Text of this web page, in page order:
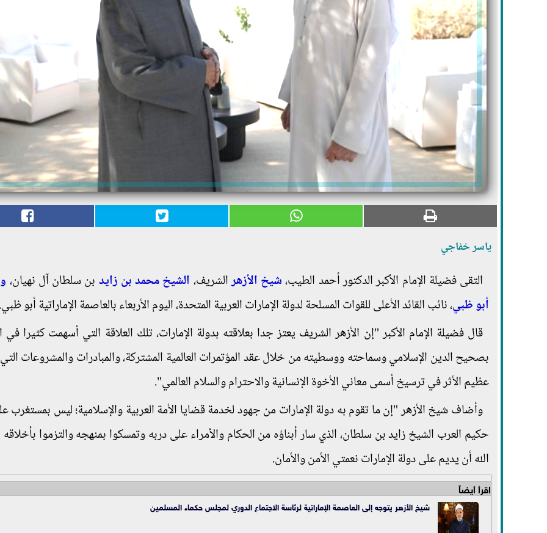
ياسر خفاجي
التقى فضيلة الإمام الأكبر الدكتور أحمد الطيب،شيخ الأزهرالشريف، الشيخ محمد بن زايد بن سلطان آل نهيان،
أبو ظبي، نائب القائد الأعلى للقوات المسلحة لدولة الإمارات العربية المتحدة، اليوم الأربعاء بالعاصمة الإماراتية أبو ظبي.
قال فضيلة الإمام الأكبر "إن الأزهر الشريف يعتز جدا بعلاقته بدولة الإمارات، تلك العلاقة التي أسهمت كثيرا في
بصحيح الدين الإسلامي وسماحته ووسطيته من خلال عقد المؤتمرات العالمية المشتركة، والمبادرات والمشروعات
عظيم الأثر في ترسيخ أسمى معاني الأخوة الإنسانية والاحترام والسلام العالمي".
وأضاف شيخ الأزهر "إن ما تقوم به دولة الإمارات من جهود لخدمة قضايا الأمة العربية والإسلامية؛ ليس بمستغرب
حكيم العرب الشيخ زايد بن سلطان، الذي سار أبناؤه من الحكام والأمراء على دربه وتمسكوا بمنهجه والتزموا بأخلاقه
الله أن يديم على دولة الإمارات نعمتي الأمن والأمان.
اقرأ أيضاً
شيخ الأزهر يتوجه إلى العاصمة الإماراتية لرئاسة الاجتماع الدوري لمجلس حكماء المسلمين